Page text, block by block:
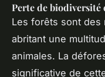
Perte de biodiversité
Les forêts sont des
abritant une
animales. La
significative de